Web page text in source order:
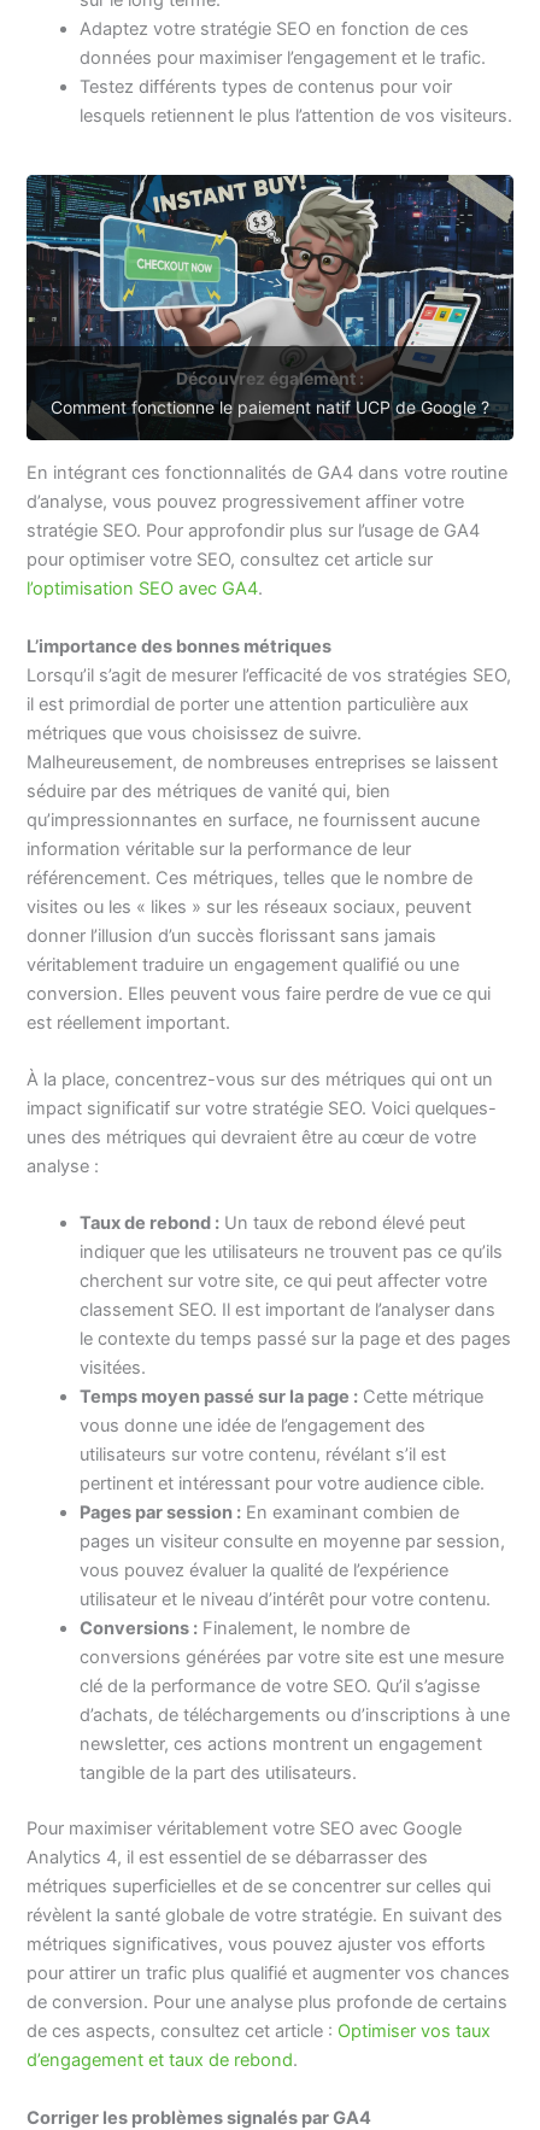
Adaptez votre stratégie SEO en fonction de ces
données pour maximiser l’engagement et le trafic.
Testez différents types de contenus pour voir
lesquels retiennent le plus l’attention de vos visiteurs.
Découvrez également :
Comment fonctionne le paiement natif UCP de Google ?
En intégrant ces fonctionnalités de GA4 dans votre routine
d’analyse, vous pouvez progressivement affiner votre
stratégie SEO. Pour approfondir plus sur l’usage de GA4
pour optimiser votre SEO, consultez cet article sur
l’optimisation SEO avec GA4.
L’importance des bonnes métriques
Lorsqu’il s’agit de mesurer l’efficacité de vos stratégies SEO,
il est primordial de porter une attention particulière aux
métriques que vous choisissez de suivre.
Malheureusement, de nombreuses entreprises se laissent
séduire par des métriques de vanité qui, bien
qu’impressionnantes en surface, ne fournissent aucune
information véritable sur la performance de leur
référencement. Ces métriques, telles que le nombre de
visites ou les « likes » sur les réseaux sociaux, peuvent
donner l’illusion d’un succès florissant sans jamais
véritablement traduire un engagement qualifié ou une
conversion. Elles peuvent vous faire perdre de vue ce qui
est réellement important.
À la place, concentrez-vous sur des métriques qui ont un
impact significatif sur votre stratégie SEO. Voici quelques-
unes des métriques qui devraient être au cœur de votre
analyse :
Taux de rebond : Un taux de rebond élevé peut
indiquer que les utilisateurs ne trouvent pas ce qu’ils
cherchent sur votre site, ce qui peut affecter votre
classement SEO. Il est important de l’analyser dans
le contexte du temps passé sur la page et des pages
visitées.
Temps moyen passé sur la page : Cette métrique
vous donne une idée de l’engagement des
utilisateurs sur votre contenu, révélant s’il est
pertinent et intéressant pour votre audience cible.
Pages par session : En examinant combien de
pages un visiteur consulte en moyenne par session,
vous pouvez évaluer la qualité de l’expérience
utilisateur et le niveau d’intérêt pour votre contenu.
Conversions : Finalement, le nombre de
conversions générées par votre site est une mesure
clé de la performance de votre SEO. Qu’il s’agisse
d’achats, de téléchargements ou d’inscriptions à une
newsletter, ces actions montrent un engagement
tangible de la part des utilisateurs.
Pour maximiser véritablement votre SEO avec Google
Analytics 4, il est essentiel de se débarrasser des
métriques superficielles et de se concentrer sur celles qui
révèlent la santé globale de votre stratégie. En suivant des
métriques significatives, vous pouvez ajuster vos efforts
pour attirer un trafic plus qualifié et augmenter vos chances
de conversion. Pour une analyse plus profonde de certains
de ces aspects, consultez cet article : Optimiser vos taux
d’engagement et taux de rebond.
Corriger les problèmes signalés par GA4